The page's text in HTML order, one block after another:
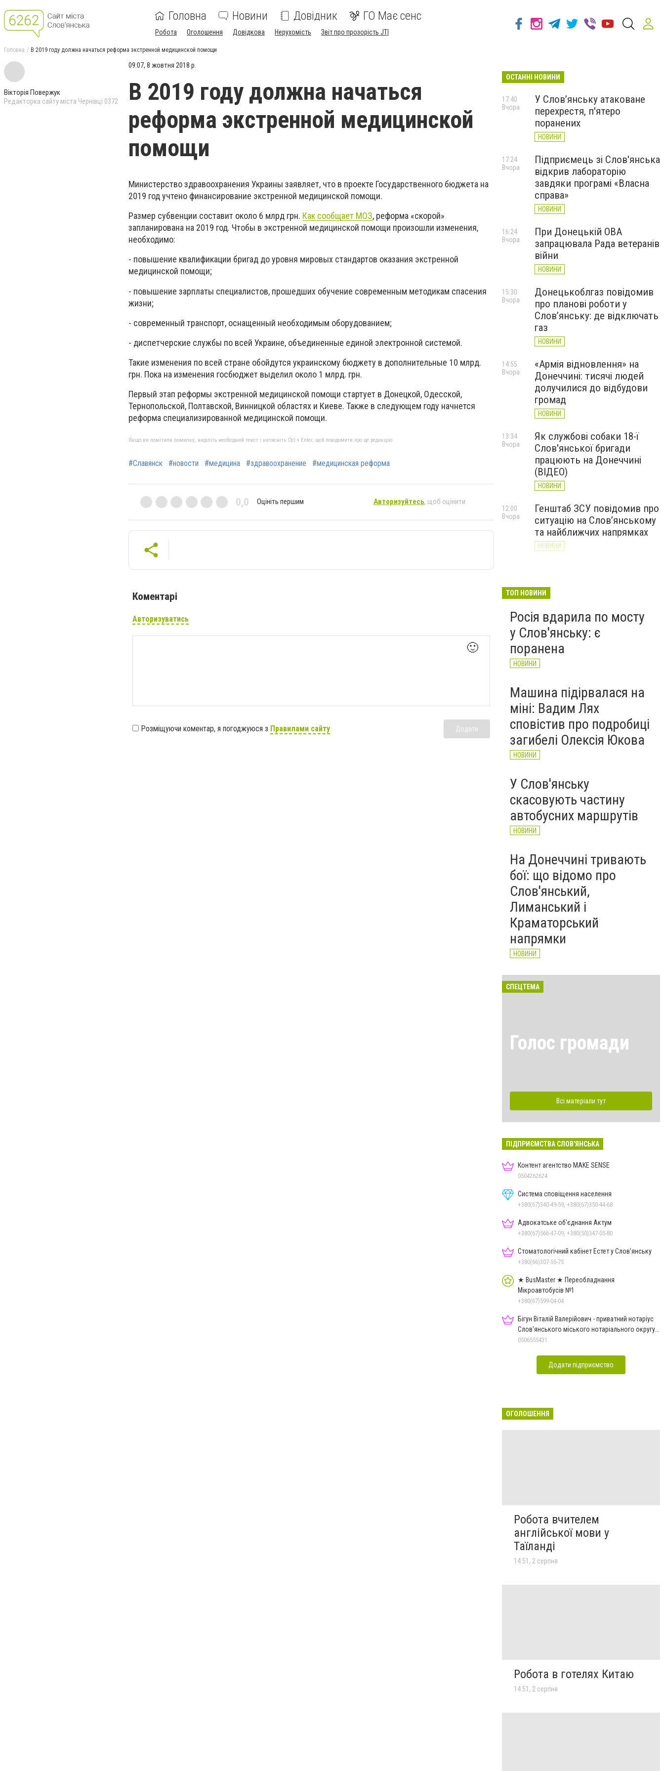
Головна Новини Довідник ГО Має сенс
Робота Оголошення Довідкова Нерухомість Звіт про прозорість JTI
Головна В 2019 году должна начаться реформа экстренной медицинской помощи
Вікторія Повержук
Редакторка сайту міста Чернівці 0372
09:07, 8 жовтня 2018 р.
В 2019 году должна начаться
реформа экстренной медицинской
помощи
Министерство здравоохранения Украины заявляет, что в проекте Государственного бюджета на
2019 год учтено финансирование экстренной медицинской помощи.
Размер субвенции составит около 6 млрд грн. Как сообщает МОЗ, реформа «скорой»
запланирована на 2019 год. Чтобы в экстренной медицинской помощи произошли изменения,
необходимо:
- повышение квалификации бригад до уровня мировых стандартов оказания экстренной
медицинской помощи;
- повышение зарплаты специалистов, прошедших обучение современным методикам спасения
жизни;
- современный транспорт, оснащенный необходимым оборудованием;
- диспетчерские службы по всей Украине, объединенные единой электронной системой.
Такие изменения по всей стране обойдутся украинскому бюджету в дополнительные 10 млрд.
грн. Пока на изменения госбюджет выделил около 1 млрд. грн.
Первый этап реформы экстренной медицинской помощи стартует в Донецкой, Одесской,
Тернопольской, Полтавской, Винницкой областях и Киеве. Также в следующем году начнется
реформа специализированной медицинской помощи.
Якщо ви помітили помилку, виділіть необхідний текст і натисніть Ctrl + Enter, щоб повідомити про це редакцію
#Славянск #новости #медицина #здравоохранение #медицинская реформа
0,0 Оцініть першим Авторизуйтесь, щоб оцінити
Коментарі
Авторизуватись
🙂
Розміщуючи коментар, я погоджуюся з Правилами сайту Додати
ОСТАННІ НОВИНИ
У Слов’янську атаковане
перехрестя, п'ятеро
поранених
НОВИНИ
17:40
Вчора
Підприємець зі Слов'янська
відкрив лабораторію
завдяки програмі «Власна
справа»
НОВИНИ
17:24
Вчора
При Донецькій ОВА
запрацювала Рада ветеранів
війни
НОВИНИ
16:24
Вчора
Донецькоблгаз повідомив
про планові роботи у
Слов’янську: де відключать
газ
НОВИНИ
15:30
Вчора
«Армія відновлення» на
Донеччині: тисячі людей
долучилися до відбудови
громад
НОВИНИ
14:55
Вчора
Як службові собаки 18-ї
Слов'янської бригади
працюють на Донеччині
(ВІДЕО)
НОВИНИ
13:34
Вчора
Генштаб ЗСУ повідомив про
ситуацію на Слов’янському
та найближчих напрямках
НОВИНИ
12:00
Вчора
великої війни: 7 серпня
ТОП НОВИНИ
Росія вдарила по мосту
у Слов'янську: є
поранена
НОВИНИ
Машина підірвалася на
міні: Вадим Лях
сповістив про подробиці
загибелі Олексія Юкова
НОВИНИ
У Слов'янську
скасовують частину
автобусних маршрутів
НОВИНИ
На Донеччині тривають
бої: що відомо про
Слов'янський,
Лиманський і
Краматорський
напрямки
НОВИНИ
СПЕЦТЕМА
Голос громади
Всі матеріали тут
ПІДПРИЄМСТВА СЛОВ'ЯНСЬКА
Контент агентство MAKE SENSE
0504262624
Система сповіщення населення
+380(67)340-49-59, +380(67)350-44-68
Адвокатське об'єднання Актум
+380(67)566-47-09, +380(50)347-05-80
Стоматологічний кабінет Естет у Слов'янську
+380(66)307-55-75
★ BusMaster ★ Переобладнання
Мікроавтобусів №1
+380(67)599-04-04
Бігун Віталій Валерійович - приватний нотаріус
Слов'янського міського нотаріального округу
Дон.обл.
0506555431
Додати підприємство
ОГОЛОШЕННЯ
Робота вчителем
англійської мови у
Таїланді
14:51, 2 серпня
Робота в готелях Китаю
14:51, 2 серпня